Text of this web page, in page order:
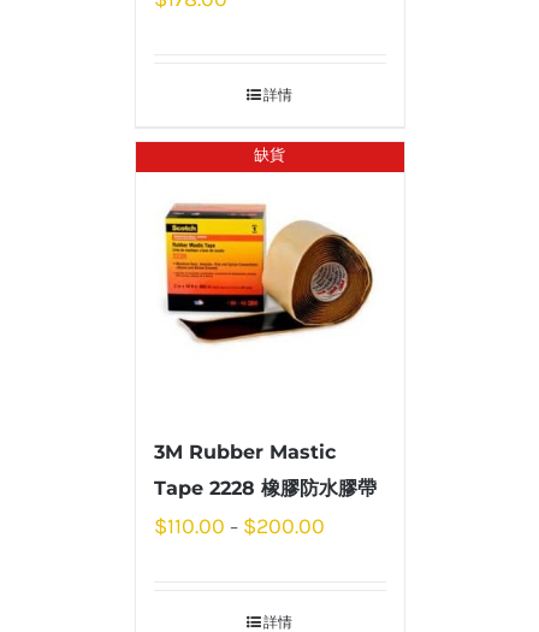
詳情
缺貨
3M Rubber Mastic
Tape 2228 橡膠防水膠帶
$110.00 – $200.00
詳情